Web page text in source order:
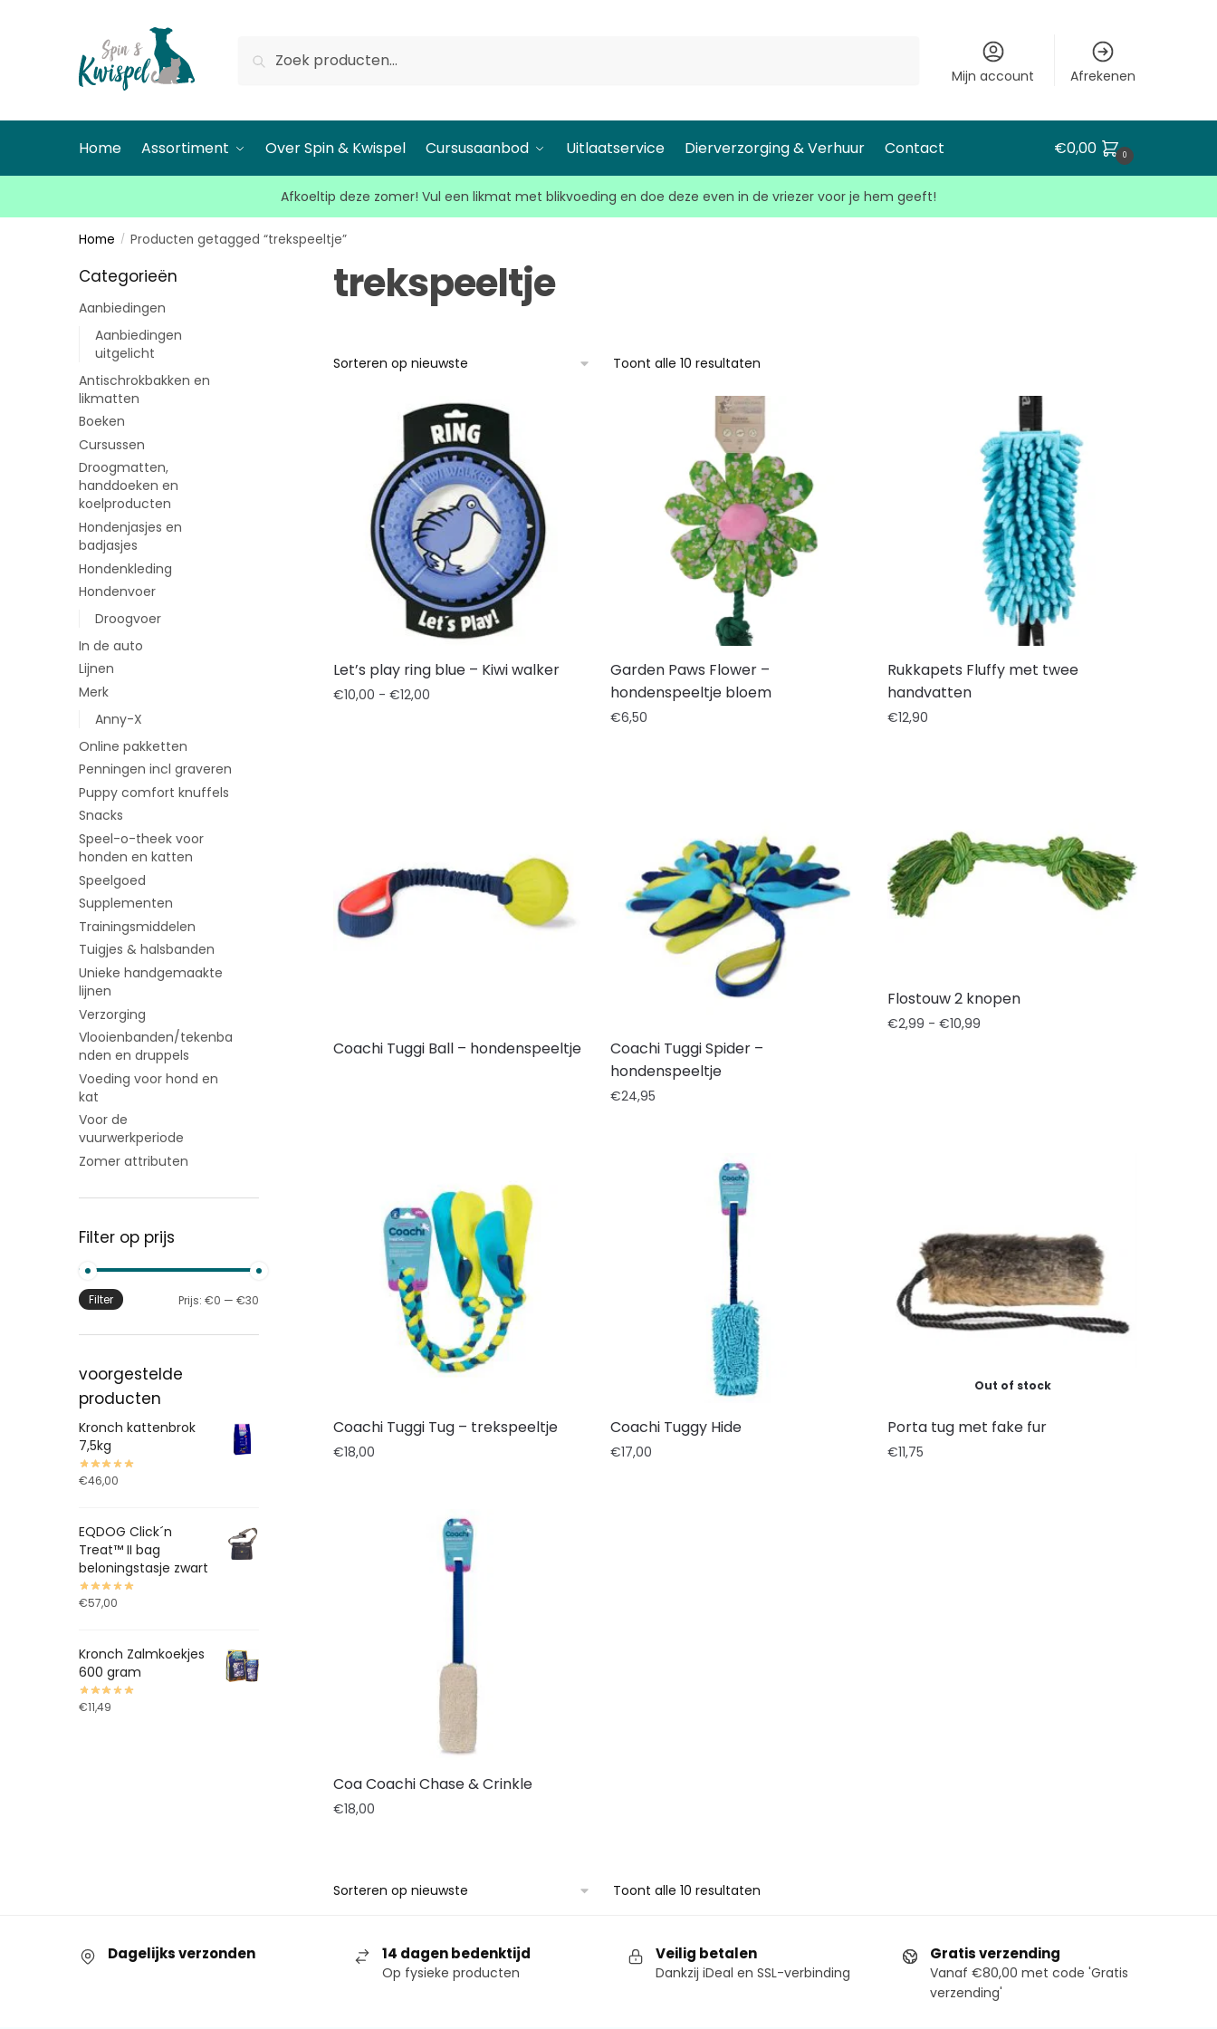
Mijn account Afrekenen
Home Assortiment Over Spin & Kwispel Cursusaanbod Uitlaatservice Dierverzorging & Verhuur Contact €0,00 0
Afkoeltip deze zomer! Vul een likmat met blikvoeding en doe deze even in de vriezer voor je hem geeft!
Home / Producten getagged “trekspeeltje”
trekspeeltje
Toont alle 10 resultaten
Let’s play ring blue – Kiwi walker
€10,00 - €12,00
Garden Paws Flower –
hondenspeeltje bloem
€6,50
Rukkapets Fluffy met twee
handvatten
€12,90
Coachi Tuggi Ball – hondenspeeltje
Coachi Tuggi Spider –
hondenspeeltje
€24,95
Flostouw 2 knopen
€2,99 - €10,99
Coachi Tuggi Tug – trekspeeltje
€18,00
Coachi Tuggy Hide
€17,00
Out of stock
Porta tug met fake fur
€11,75
Coa Coachi Chase & Crinkle
€18,00
Toont alle 10 resultaten
Categorieën
Aanbiedingen
Aanbiedingen
uitgelicht
Antischrokbakken en
likmatten
Boeken
Cursussen
Droogmatten,
handdoeken en
koelproducten
Hondenjasjes en
badjasjes
Hondenkleding
Hondenvoer
Droogvoer
In de auto
Lijnen
Merk
Anny-X
Online pakketten
Penningen incl graveren
Puppy comfort knuffels
Snacks
Speel-o-theek voor
honden en katten
Speelgoed
Supplementen
Trainingsmiddelen
Tuigjes & halsbanden
Unieke handgemaakte
lijnen
Verzorging
Vlooienbanden/tekenba
nden en druppels
Voeding voor hond en
kat
Voor de
vuurwerkperiode
Zomer attributen
Filter op prijs
Filter Prijs: €0 — €30
voorgestelde
producten
Kronch kattenbrok
7,5kg
€46,00
EQDOG Click´n
Treat™ II bag
beloningstasje zwart
€57,00
Kronch Zalmkoekjes
600 gram
€11,49
Dagelijks verzonden 14 dagen bedenktijd
Op fysieke producten
Veilig betalen
Dankzij iDeal en SSL-verbinding
Gratis verzending
Vanaf €80,00 met code 'Gratis
verzending'